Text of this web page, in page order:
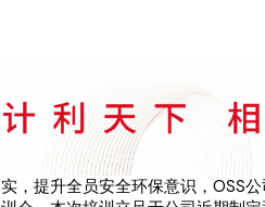
，提升全员安全环保意识，OSS